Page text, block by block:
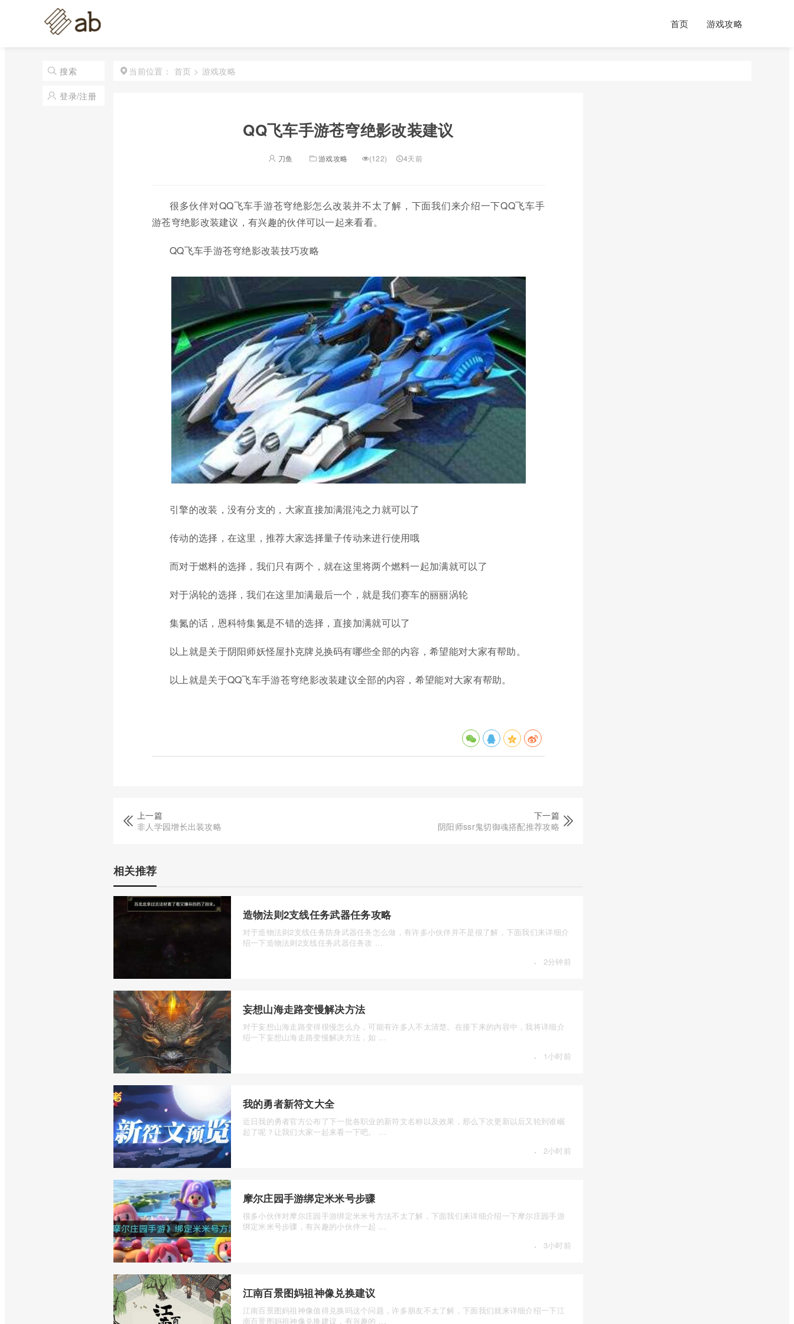
首页 游戏攻略
搜索
登录/注册
当前位置： 首页 > 游戏攻略
QQ飞车手游苍穹绝影改装建议
刀鱼 游戏攻略 (122) 4天前
很多伙伴对QQ飞车手游苍穹绝影怎么改装并不太了解，下面我们来介绍一下QQ飞车手
游苍穹绝影改装建议，有兴趣的伙伴可以一起来看看。
QQ飞车手游苍穹绝影改装技巧攻略
引擎的改装，没有分支的，大家直接加满混沌之力就可以了
传动的选择，在这里，推荐大家选择量子传动来进行使用哦
而对于燃料的选择，我们只有两个，就在这里将两个燃料一起加满就可以了
对于涡轮的选择，我们在这里加满最后一个，就是我们赛车的丽丽涡轮
集氮的话，恩科特集氮是不错的选择，直接加满就可以了
以上就是关于阴阳师妖怪屋扑克牌兑换码有哪些全部的内容，希望能对大家有帮助。
以上就是关于QQ飞车手游苍穹绝影改装建议全部的内容，希望能对大家有帮助。
上一篇
非人学园增长出装攻略
下一篇
阴阳师ssr鬼切御魂搭配推荐攻略
相关推荐
造物法则2支线任务武器任务攻略
对于造物法则2支线任务防身武器任务怎么做，有许多小伙伴并不是很了解，下面我们来详细介
绍一下造物法则2支线任务武器任务攻 ...
· 2分钟前
妄想山海走路变慢解决方法
对于妄想山海走路变得很慢怎么办，可能有许多人不太清楚。在接下来的内容中，我将详细介
绍一下妄想山海走路变慢解决方法，如 ...
· 1小时前
我的勇者新符文大全
近日我的勇者官方公布了下一批各职业的新符文名称以及效果，那么下次更新以后又轮到谁崛
起了呢？让我们大家一起来看一下吧。 ...
· 2小时前
摩尔庄园手游绑定米米号步骤
很多小伙伴对摩尔庄园手游绑定米米号方法不太了解，下面我们来详细介绍一下摩尔庄园手游
绑定米米号步骤，有兴趣的小伙伴一起 ...
· 3小时前
江南百景图妈祖神像兑换建议
江南百景图妈祖神像值得兑换吗这个问题，许多朋友不太了解，下面我们就来详细介绍一下江
南百景图妈祖神像兑换建议，有兴趣的 ...